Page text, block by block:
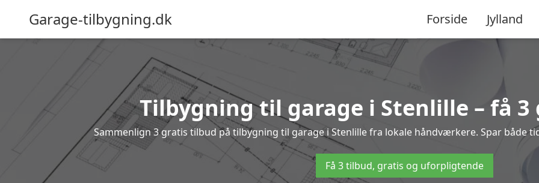
Garage-tilbygning.dk Forside Jylland
Tilbygning til garage i Stenlille – få
Sammenlign 3 gratis tilbud på tilbygning til garage i Stenlille fra lokale håndværkere. Spar både
Få 3 tilbud, gratis og uforpligtende